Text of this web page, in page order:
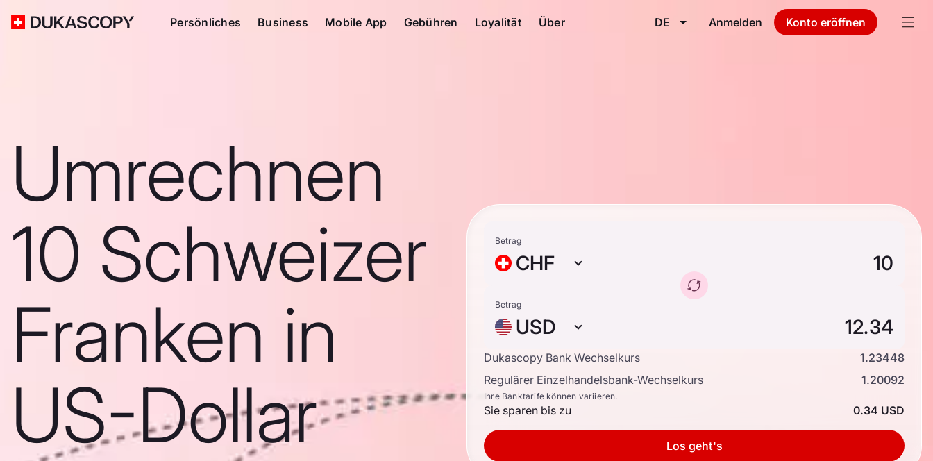
Persönliches Business Mobile App Gebühren Loyalität Über DE Anmelden Konto eröffnen
Umrechnen
10 Schweizer
Franken in
US-Dollar
Betrag
CHF
Betrag
USD
Dukascopy Bank Wechselkurs
1.23448
Regulärer Einzelhandelsbank-Wechselkurs
1.20092
Ihre Banktarife können variieren.
Sie sparen bis zu 0.34 USD
Los geht's